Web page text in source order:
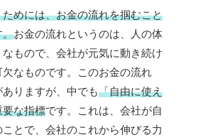
めには、お金の流れを掴むこと
。お金の流れというのは、人の体
もので、会社が元気に動き続け
なものです。このお金の流れ
りますが、中でも「自由に使え
要な指標です。これは、会社が自
とで、会社のこれから伸びる力